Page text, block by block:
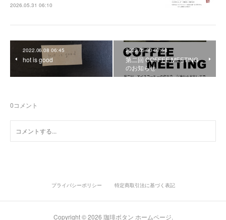
2026.05.31 06:10
2022.06.08 06:45
hot is good
2022.05.30 07:58
第二回 COFFEE MEETING
のお知らせ
0コメント
プライバシーポリシー 特定商取引法に基づく表記
Copyright ©2026 珈琲ボタン ホームページ.